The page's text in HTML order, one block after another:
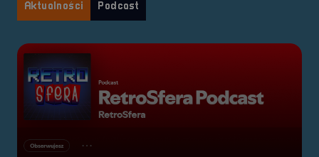
Aktualności Podcast